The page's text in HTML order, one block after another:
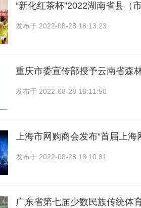
“新化红茶杯”2022湖南省县（
发布于 2022-08-28 18:13:23
重庆市委宣传部授予云南省森
发布于 2022-08-28 18:11:50
上海市网购商会发布“首届上海
发布于 2022-08-28 18:10:31
广东省第七届少数民族传统体